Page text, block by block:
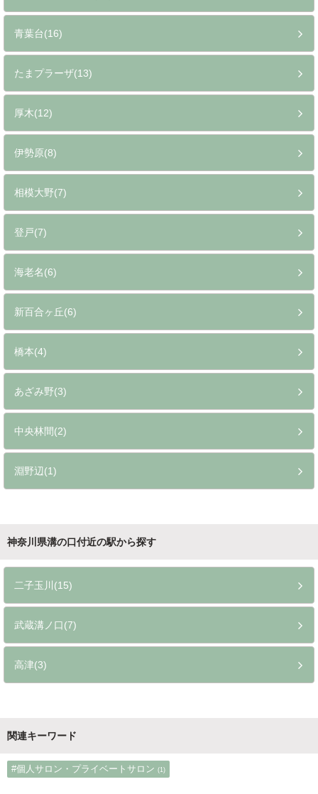
青葉台(16)
たまプラーザ(13)
厚木(12)
伊勢原(8)
相模大野(7)
登戸(7)
海老名(6)
新百合ヶ丘(6)
橋本(4)
あざみ野(3)
中央林間(2)
淵野辺(1)
神奈川県溝の口付近の駅から探す
二子玉川(15)
武蔵溝ノ口(7)
高津(3)
関連キーワード
#個人サロン・プライベートサロン (1)